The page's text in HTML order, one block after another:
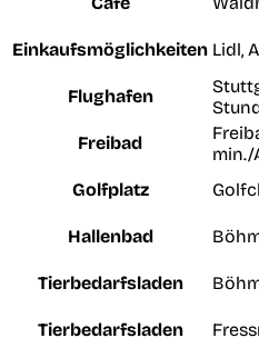
Einkaufsmöglichkeiten Lidl,
Flughafen
Freibad
min./
Golfplatz
Hallenbad
Tierbedarfsladen
Tierbedarfsladen